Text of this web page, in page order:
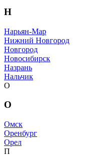
Н
Нарьян-Мар
Нижний Новгород
Новгород
Новосибирск
Назрань
Нальчик
О
О
Омск
Оренбург
Орел
П